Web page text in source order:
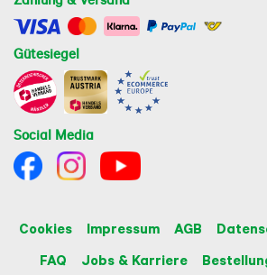
Gütesiegel
Social Media
Cookies Impressum AGB
FAQ
Jobs & Karriere